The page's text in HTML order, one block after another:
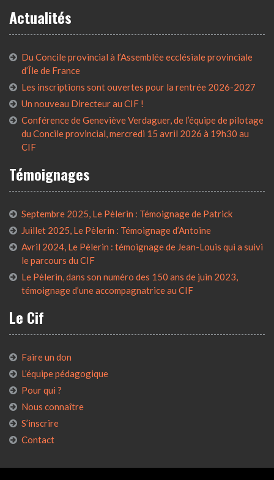
Actualités
Du Concile provincial à l’Assemblée ecclésiale provinciale
d’Île de France
Les inscriptions sont ouvertes pour la rentrée 2026-2027
Un nouveau Directeur au CIF !
Conférence de Geneviève Verdaguer, de l’équipe de pilotage
du Concile provincial, mercredi 15 avril 2026 à 19h30 au
CIF
Témoignages
Septembre 2025, Le Pèlerin : Témoignage de Patrick
Juillet 2025, Le Pèlerin : Témoignage d’Antoine
Avril 2024, Le Pèlerin : témoignage de Jean-Louis qui a suivi
le parcours du CIF
Le Pèlerin, dans son numéro des 150 ans de juin 2023,
témoignage d’une accompagnatrice au CIF
Le Cif
Faire un don
L’équipe pédagogique
Pour qui ?
Nous connaître
S’inscrire
Contact